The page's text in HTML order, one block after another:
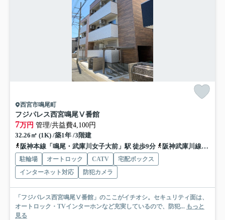
西宮市鳴尾町
フジパレス西宮鳴尾Ⅴ番館
7万円 管理/共益費4,100円
32.26㎡ (1K) /築1年 /3階建
阪神本線「鳴尾・武庫川女子大前」駅 徒歩9分
阪神武庫川線「東鳴尾」駅 徒歩13分
駐輪場 オートロック CATV
宅配ボックス
インターネット対応
防犯カメラ
「フジパレス西宮鳴尾Ⅴ番館」のここがイチオシ。セキュリティ面は、
オートロック・TVインターホンなど充実しているので、防犯... もっと
見る